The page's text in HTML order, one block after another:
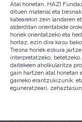
Atal honetan, HAZI
dituen material eta
katearekin zein landaren
alderditan orientabide
horiek orientatzeko eta
hortaz, ezin dira kasu
Tresna horiek eskura
interpretatzeko,
daitekeen aholkularitza
gain hartzen atal honetan
gaineko erantzukizunik,
eguneratzeari,